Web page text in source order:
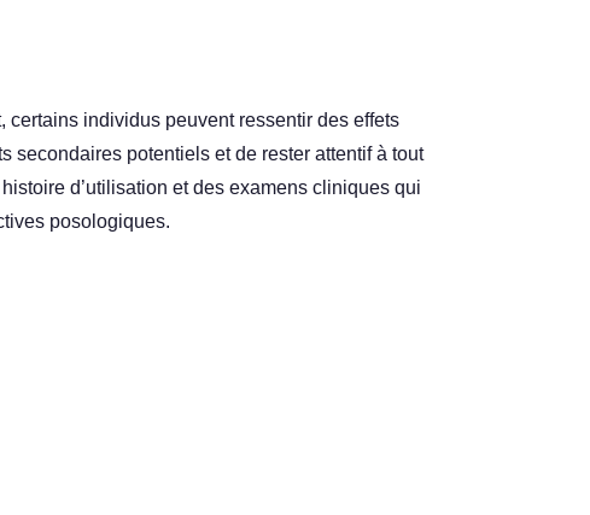
individus peuvent ressentir des effets
secondaires potentiels et de rester attentif à tout
d’utilisation et des examens cliniques qui
posologiques.